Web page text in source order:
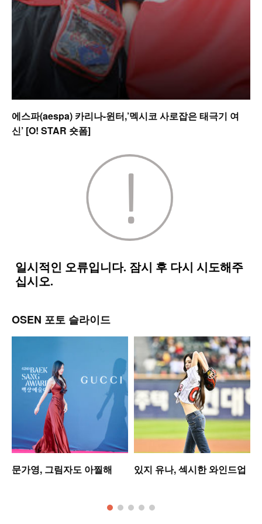
에스파(aespa) 카리나-윈터,’멕시코 사로잡은 태극기 여
신’ [O! STAR 숏폼]
OSEN 포토 슬라이드
문가영, 그림자도 아찔해 있지 유나, 섹시한 와인드업